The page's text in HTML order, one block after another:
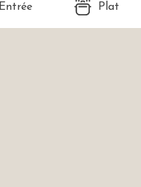
Entrée Plat